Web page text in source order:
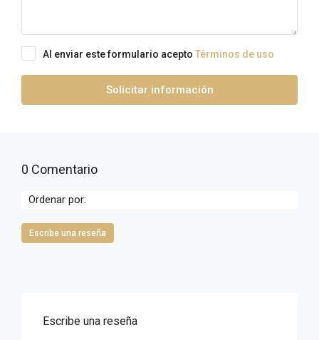
Al enviar este formulario acepto Términos de uso
Solicitar información
0 Comentario
Ordenar por:
Escribe una reseña
Escribe una reseña